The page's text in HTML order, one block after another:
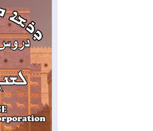
2026-08-03
دينار!
2026-08-03
وانهيار الشبكة
2026-08-03
بسبب الحرائق